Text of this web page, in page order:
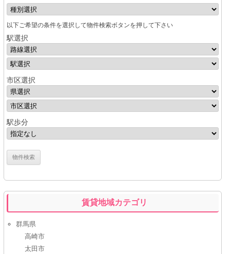
以下ご希望の条件を選択して物件検索ボタンを押して下さい
駅選択
市区選択
駅歩分
賃貸地域カテゴリ
群馬県
高崎市
太田市